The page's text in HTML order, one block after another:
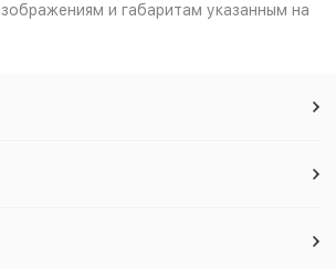
и габаритам указанным на